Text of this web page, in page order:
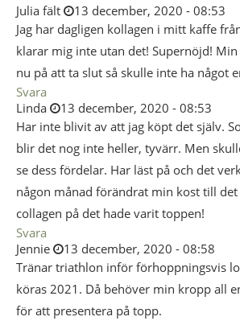
Julia fält
13 december, 2020 - 08:53
Jag har dagligen kollagen i mitt kaffe
klarar mig inte utan det! Supernöjd!
nu på att ta slut så skulle inte ha något
Svara
Linda
13 december, 2020 - 08:53
Har inte blivit av att jag köpt det själv.
blir det nog inte heller, tyvärr. Men
se dess fördelar. Har läst på och det
någon månad förändrat min kost till det
collagen på det hade varit toppen!
Svara
Jennie
13 december, 2020 - 08:58
Tränar triathlon inför förhoppningsvis
köras 2021. Då behöver min kropp all
för att presentera på topp.